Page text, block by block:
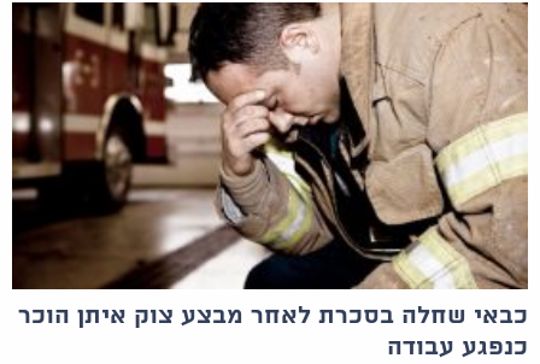
כבאי שחלה בסכרת לאחר מבצע צוק איתן הוכר
כנפגע עבודה